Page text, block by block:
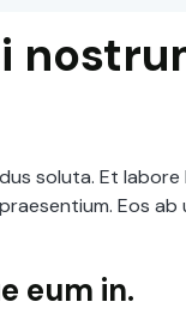
soluta. Et
Eos
eum in.